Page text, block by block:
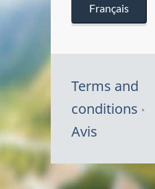
Français
Terms and
conditions
Avis